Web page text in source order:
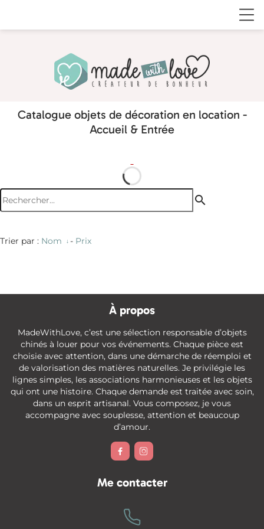
Catalogue objets de décoration en location -
Accueil & Entrée
search
Trier par : Nom - Prix
À propos
MadeWithLove, c’est une sélection responsable d’objets
chinés à louer pour vos événements. Chaque pièce est
choisie avec attention, dans une démarche de réemploi et
de valorisation des matières naturelles. Je privilégie les
lignes simples, les associations harmonieuses et les objets
qui ont une histoire. Chaque demande est traitée avec soin,
dans un esprit artisanal. Vous composez, je vous
accompagne avec souplesse, attention et beaucoup
d’amour.
 
Me contacter